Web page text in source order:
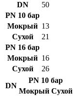
DN
50
PN 10 бар
Мокрый 13
Сухой
21
PN 16 бар
Мокрый 16
Сухой
26
DN
PN 10 бар
Мокрый Сухой